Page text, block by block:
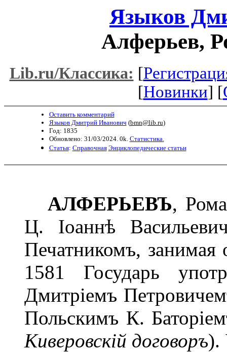
Языков
Алферьев,
Lib.ru/Классика: [
[Новинки] [
Оставить комментарий
Языков Дмитрий Иванович (bmn@lib.ru)
Год: 1835
Обновлено: 31/03/2024. 0k. Статистика.
Статья: Справочная Энциклопедические статьи
АЛФЕРЬЕВЪ,
Ц. Іоаннѣ
Печатникомъ,
1581 Государь
Дмитріемъ
Польскимъ К.
Киверовскій договоръ).